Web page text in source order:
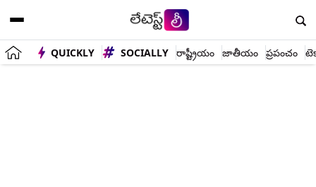
QUICKLY SOCIALLY రాష్ట్రీయం జాతీయం ప్రపంచం